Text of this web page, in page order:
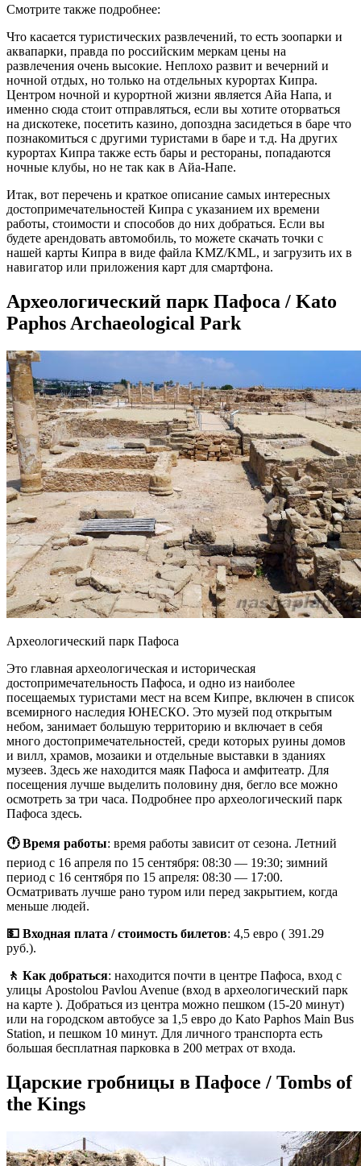
Смотрите также подробнее:
Что касается туристических развлечений, то есть зоопарки и
аквапарки, правда по российским меркам цены на
развлечения очень высокие. Неплохо развит и вечерний и
ночной отдых, но только на отдельных курортах Кипра.
Центром ночной и курортной жизни является Айа Напа, и
именно сюда стоит отправляться, если вы хотите оторваться
на дискотеке, посетить казино, допоздна засидеться в баре что
познакомиться с другими туристами в баре и т.д. На других
курортах Кипра также есть бары и рестораны, попадаются
ночные клубы, но не так как в Айа-Напе.
Итак, вот перечень и краткое описание самых интересных
достопримечательностей Кипра с указанием их времени
работы, стоимости и способов до них добраться. Если вы
будете арендовать автомобиль, то можете скачать точки с
нашей карты Кипра в виде файла KMZ/KML, и загрузить их в
навигатор или приложения карт для смартфона.
Археологический парк Пафоса / Kato
Paphos Archaeological Park
Археологический парк Пафоса
Это главная археологическая и историческая
достопримечательность Пафоса, и одно из наиболее
посещаемых туристами мест на всем Кипре, включен в список
всемирного наследия ЮНЕСКО. Это музей под открытым
небом, занимает большую территорию и включает в себя
много достопримечательностей, среди которых руины домов
и вилл, храмов, мозаики и отдельные выставки в зданиях
музеев. Здесь же находится маяк Пафоса и амфитеатр. Для
посещения лучше выделить половину дня, бегло все можно
осмотреть за три часа. Подробнее про археологический парк
Пафоса здесь.
🕐 Время работы: время работы зависит от сезона. Летний
период с 16 апреля по 15 сентября: 08:30 — 19:30; зимний
период с 16 сентября по 15 апреля: 08:30 — 17:00.
Осматривать лучше рано туром или перед закрытием, когда
меньше людей.
💵 Входная плата / стоимость билетов: 4,5 евро ( 391.29
руб.).
🚶 Как добраться: находится почти в центре Пафоса, вход с
улицы Apostolou Pavlou Avenue (вход в археологический парк
на карте ). Добраться из центра можно пешком (15-20 минут)
или на городском автобусе за 1,5 евро до Kato Paphos Main Bus
Station, и пешком 10 минут. Для личного транспорта есть
большая бесплатная парковка в 200 метрах от входа.
Царские гробницы в Пафосе / Tombs of
the Kings